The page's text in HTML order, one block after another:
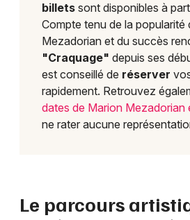
billets sont disponibles à
Compte tenu de la popularité
Mezadorian et du succès
"Craquage" depuis ses
est conseillé de réserver
rapidement. Retrouvez
dates de Marion Mezadorian
ne rater aucune
Le parcours